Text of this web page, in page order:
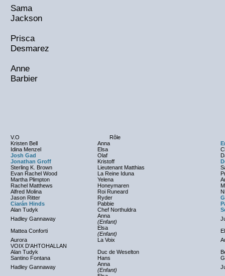
Sama
Jackson
Prisca
Desmarez
Anne
Barbier
V.O
Rôle
Kristen Bell
Anna
Idina Menzel
Elsa
Josh Gad
Olaf
Jonathan Groff
Kristoff
Sterling K. Brown
Lieutenant Matthias
Evan Rachel Wood
La Reine Iduna
Martha Plimpton
Yelena
Rachel Matthews
Honeymaren
Alfred Molina
Roi Runeard
Jason Ritter
Ryder
Ciarán Hinds
Pabbie
Alan Tudyk
Chef Northuldra
Hadley Gannaway
Anna
(Enfant)
Mattea Conforti
Elsa
(Enfant)
Aurora
La Voix
VOIX D'AHTOHALLAN
Alan Tudyk
Duc de Weselton
Santino Fontana
Hans
Hadley Gannaway
Anna
(Enfant)